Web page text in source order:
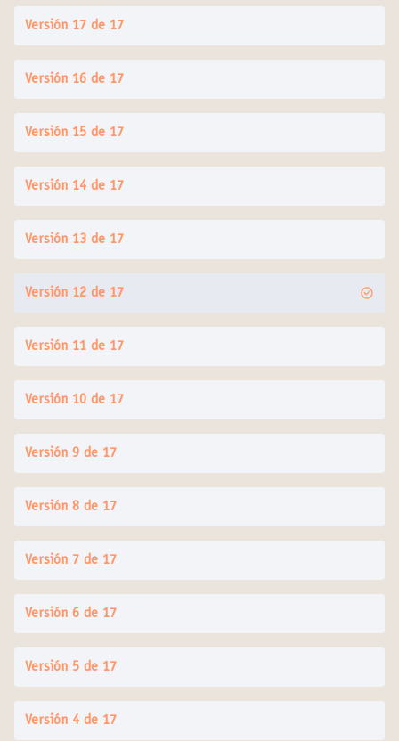
Versión 17 de 17
Versión 16 de 17
Versión 15 de 17
Versión 14 de 17
Versión 13 de 17
Versión 12 de 17
Versión 11 de 17
Versión 10 de 17
Versión 9 de 17
Versión 8 de 17
Versión 7 de 17
Versión 6 de 17
Versión 5 de 17
Versión 4 de 17